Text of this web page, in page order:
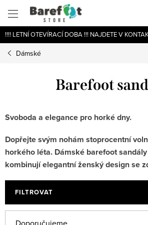
obsah
!!!! LETNÍ OTEVÍRACÍ DOBA !!! NAJDETE V
Dámské
Barefoot
Svoboda a elegance pro horké dny.
Dopřejte svým nohám stoprocentní
horkého léta. Dámské barefoot
kombinují elegantní ženský design se
FILTROVAT